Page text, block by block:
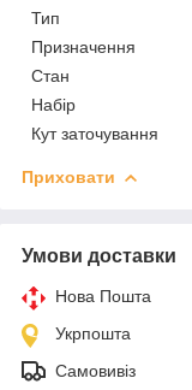
Тип
Призначення
Стан
Набір
Кут заточування
Приховати
Умови доставки
Нова Пошта
Укрпошта
Самовивіз